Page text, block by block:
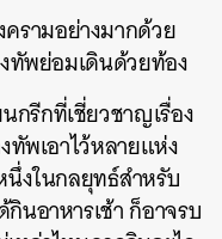
รามอย่างมากด้วย
ทัพย่อมเดินด้วยท้อง
กรีกที่เชี่ยวชาญเรื่อง
ทัพเอาไว้หลายแห่ง
นึ่งในกลยุทธ์สำหรับ
นอาหารเช้า ก็อาจรบ